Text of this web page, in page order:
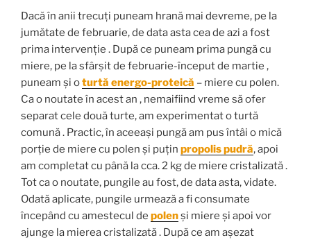
Dacă în anii trecuți puneam hrană mai devreme, pe la
jumătate de februarie, de data asta cea de azi a fost
prima intervenție . După ce puneam prima pungă cu
miere, pe la sfârșit de februarie-început de martie ,
puneam și oturtă energo-proteică – miere cu polen.
Ca o noutate în acest an , nemaifiind vreme să ofer
separat cele două turte, am experimentat o turtă
comună . Practic, în aceeași pungă am pus întâi o mică
porție de miere cu polen și puțin propolis pudră, apoi
am completat cu până la cca. 2 kg de miere cristalizată .
Tot ca o noutate, pungile au fost, de data asta, vidate.
Odată aplicate, pungile urmează a fi consumate
începând cu amestecul de polenși miere și apoi vor
ajunge la mierea cristalizată . După ce am așezat